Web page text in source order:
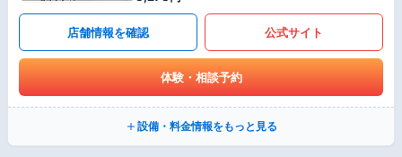
店舗情報を確認 公式サイト
体験・相談予約
設備・料金情報をもっと見る